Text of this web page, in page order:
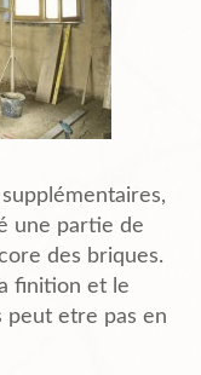
une partie de
des briques.
finition et le
peut etre pas en